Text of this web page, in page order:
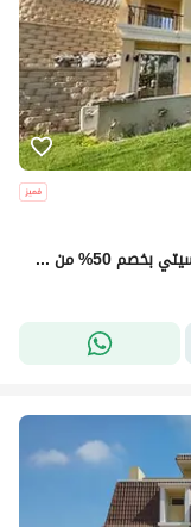
للبيع تاون هاوس بسعر شقه ف قلب المستقبل سيتي بخصم 50% من سعر الكاش ع طريق السويس مباشر